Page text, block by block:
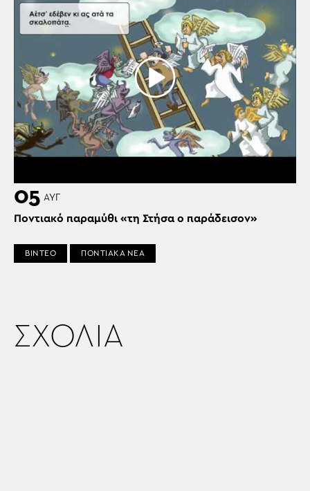
05 ΑΥΓ
Ποντιακό παραμύθι «τη Στήσα ο παράδεισον»
ΒΙΝΤΕΟ ΠΟΝΤΙΑΚΑ ΝΕΑ
ΣΧΟΛΙΑ